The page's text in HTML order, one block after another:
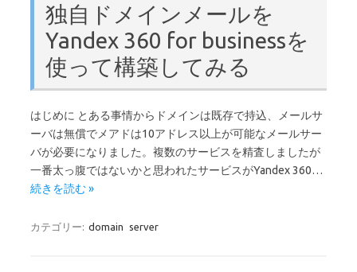
独自ドメインメールを
Yandex 360 for businessを
使って構築してみる
はじめに とある事情からドメインは既存で持込、メールサ
ーバは無償でメアドは10アドレス以上が可能なメールサー
バが必要になりました。複数のサービスを精査しましたが
一番太っ腹ではないかと思われたサービスがYandex 360…
続きを読む »
カテゴリー: domain server